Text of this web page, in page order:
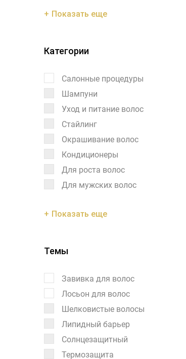
Показать еще
Категории
Салонные процедуры
Шампуни
Уход и питание волос
Стайлинг
Окрашивание волос
Кондиционеры
Для роста волос
Для мужских волос
Показать еще
Темы
Завивка для волос
Лосьон для волос
Шелковистые волосы
Липидный барьер
Солнцезащитный
Термозащита